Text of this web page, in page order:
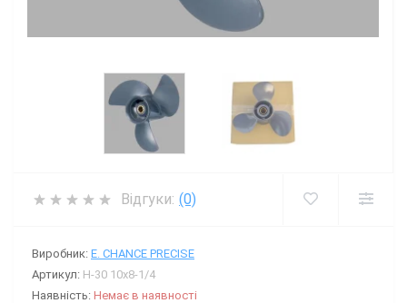
Відгуки: (0)
Виробник: E. CHANCE PRECISE
Артикул: H-30 10x8-1/4
Наявність: Немає в наявності